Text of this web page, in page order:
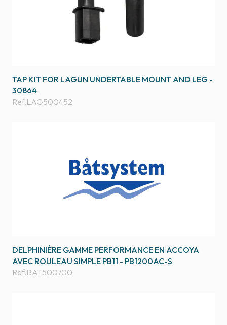
TAP KIT FOR LAGUN UNDERTABLE MOUNT AND LEG -
30864
Ref.LAG500452
DELPHINIÈRE GAMME PERFORMANCE EN ACCOYA
AVEC ROULEAU SIMPLE PB11 - PB1200AC-S
Ref.BAT500700